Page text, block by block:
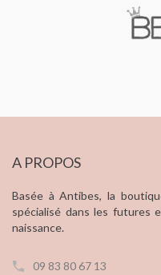
A PROPOS
Basée à Antibes, la
spécialisé dans les futures
naissance.
09 83 80 67 13